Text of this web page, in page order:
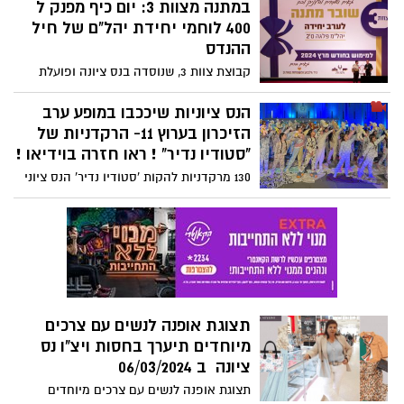
ותוגה ויגון ושאט נפש. וימים על ימים חטופייך
נעולים, וימים על ימים חיילייך נופלים, ומאות
אלפי מפונייך קמלים, וחבר שרייך עוסקים
הטקסט המלא והאזינו לשיר)
במתנה מצוות 3: יום כיף מפנק ל
400 לוחמי יחידת יהל"ם של חיל
ההנדס
קבוצת צוות 3, שנוסדה בנס ציונה ופועלת
מרחובות, מאמצת את פלגת ס'2 ביחידת
יהל"ם של חיל ההנדסה, חידשה לאחרונה את
אימוץ היחידה במסגרת "אמץ לוחם".
הנס ציוניות שיככבו במופע ערב
הזיכרון בערוץ 11- הרקדניות של
"סטודיו נדיר" ! ראו חזרה בוידיאו !
130 מרקדניות להקות 'סטודיו נדיר' הנס ציוני
בכיתות ג'-ד' ותיכון השתתפו השבוע בצילומים
בטלויזיה. יהיו חלק המחול והאמנות היחידי
שיוצג בטקס. ראו החזרה בוידאו:
תצוגת אופנה לנשים עם צרכים
מיוחדים תיערך בחסות ויצ"ו נס
ציונה ב 06/03/2024
תצוגת אופנה לנשים עם צרכים מיוחדים